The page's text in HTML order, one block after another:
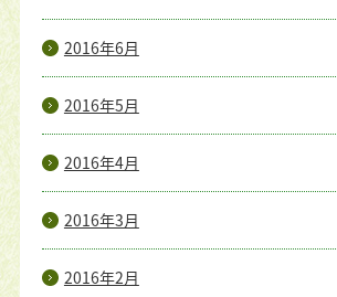
2016年6月
2016年5月
2016年4月
2016年3月
2016年2月